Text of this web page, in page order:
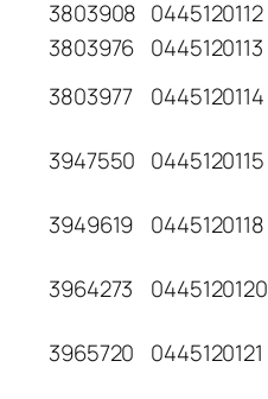
3803908 0445120112
3803976 0445120113
3803977
0445120114
3947550 0445120115
3949619 0445120118
3964273 0445120120
3965720 0445120121